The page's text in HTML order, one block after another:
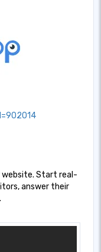
Start real-
answer their